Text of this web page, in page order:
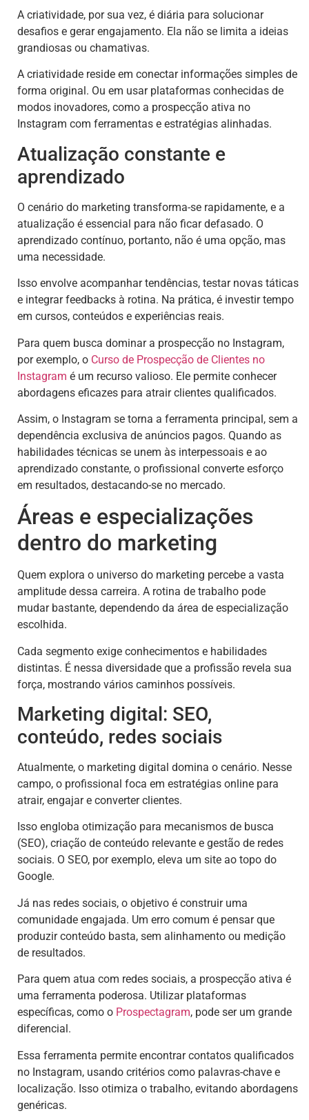
A criatividade, por sua vez, é diária para solucionar
desafios e gerar engajamento. Ela não se limita a ideias
grandiosas ou chamativas.
A criatividade reside em conectar informações simples de
forma original. Ou em usar plataformas conhecidas de
modos inovadores, como a prospecção ativa no
Instagram com ferramentas e estratégias alinhadas.
Atualização constante e
aprendizado
O cenário do marketing transforma-se rapidamente, e a
atualização é essencial para não ficar defasado. O
aprendizado contínuo, portanto, não é uma opção, mas
uma necessidade.
Isso envolve acompanhar tendências, testar novas táticas
e integrar feedbacks à rotina. Na prática, é investir tempo
em cursos, conteúdos e experiências reais.
Para quem busca dominar a prospecção no Instagram,
por exemplo, o Curso de Prospecção de Clientes no
Instagram é um recurso valioso. Ele permite conhecer
abordagens eficazes para atrair clientes qualificados.
Assim, o Instagram se torna a ferramenta principal, sem a
dependência exclusiva de anúncios pagos. Quando as
habilidades técnicas se unem às interpessoais e ao
aprendizado constante, o profissional converte esforço
em resultados, destacando-se no mercado.
Áreas e especializações
dentro do marketing
Quem explora o universo do marketing percebe a vasta
amplitude dessa carreira. A rotina de trabalho pode
mudar bastante, dependendo da área de especialização
escolhida.
Cada segmento exige conhecimentos e habilidades
distintas. É nessa diversidade que a profissão revela sua
força, mostrando vários caminhos possíveis.
Marketing digital: SEO,
conteúdo, redes sociais
Atualmente, o marketing digital domina o cenário. Nesse
campo, o profissional foca em estratégias online para
atrair, engajar e converter clientes.
Isso engloba otimização para mecanismos de busca
(SEO), criação de conteúdo relevante e gestão de redes
sociais. O SEO, por exemplo, eleva um site ao topo do
Google.
Já nas redes sociais, o objetivo é construir uma
comunidade engajada. Um erro comum é pensar que
produzir conteúdo basta, sem alinhamento ou medição
de resultados.
Para quem atua com redes sociais, a prospecção ativa é
uma ferramenta poderosa. Utilizar plataformas
específicas, como o Prospectagram, pode ser um grande
diferencial.
Essa ferramenta permite encontrar contatos qualificados
no Instagram, usando critérios como palavras-chave e
localização. Isso otimiza o trabalho, evitando abordagens
genéricas.